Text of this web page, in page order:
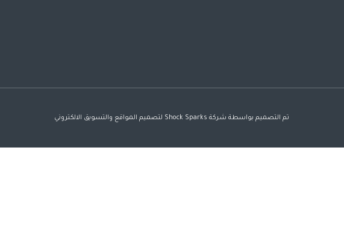
تم التصميم بواسطة شركة Shock Sparks لتصميم المواقع والتسويق الالكتروني